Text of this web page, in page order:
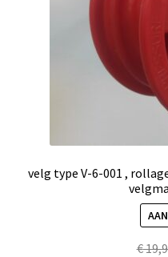
velg type V-6-001 ,
€